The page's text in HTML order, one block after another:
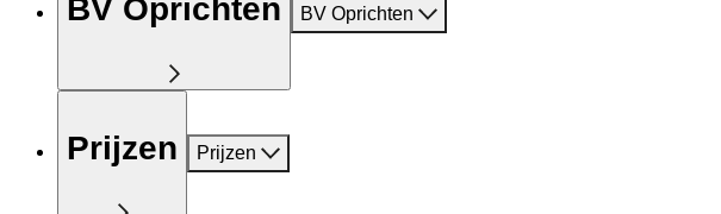
BV Oprichten BV Oprichten
Prijzen Prijzen